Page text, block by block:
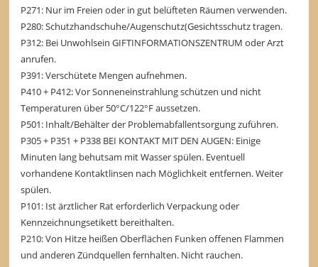
P271: Nur im Freien oder in gut belüfteten Räumen verwenden.
P280: Schutzhandschuhe/Augenschutz(Gesichtsschutz tragen.
P312: Bei Unwohlsein GIFTINFORMATIONSZENTRUM oder Arzt
anrufen.
P391: Verschütete Mengen aufnehmen.
P410 + P412: Vor Sonneneinstrahlung schützen und nicht
Temperaturen über 50°C/122°F aussetzen.
P501: Inhalt/Behälter der Problemabfallentsorgung zuführen.
P305 + P351 + P338 BEI KONTAKT MIT DEN AUGEN: Einige
Minuten lang behutsam mit Wasser spülen. Eventuell
vorhandene Kontaktlinsen nach Möglichkeit entfernen. Weiter
spülen.
P101: Ist ärztlicher Rat erforderlich Verpackung oder
Kennzeichnungsetikett bereithalten.
P210: Von Hitze heißen Oberflächen Funken offenen Flammen
und anderen Zündquellen fernhalten. Nicht rauchen.